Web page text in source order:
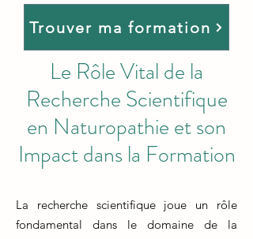
Trouver ma formation
Le Rôle Vital de la
Recherche Scientifique
en Naturopathie et son
Impact dans la Formation
La recherche scientifique joue un rôle
fondamental dans le domaine de la